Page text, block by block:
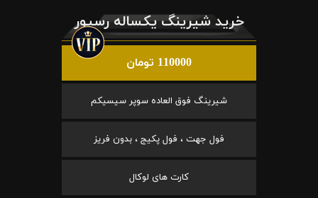
خرید شیرینگ یکساله رسیور
110000 تومان
شیرینگ فوق العاده سوپر سیسیکم
فول جهت ، فول پکیج ، بدون فریز
کارت های لوکال